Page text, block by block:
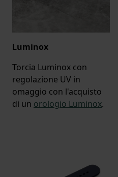
Luminox
Torcia Luminox con
regolazione UV in
omaggio con l'acquisto
di un orologio Luminox.